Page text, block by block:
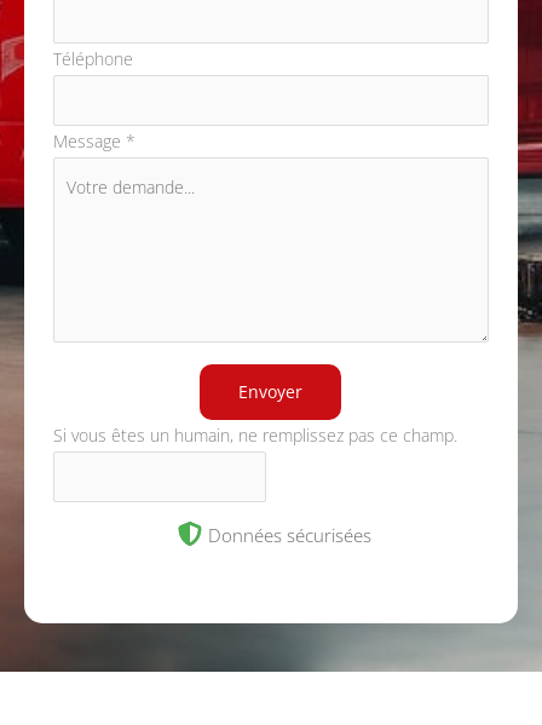
Téléphone
Message *
Envoyer
Si vous êtes un humain, ne remplissez pas ce champ.
Données sécurisées